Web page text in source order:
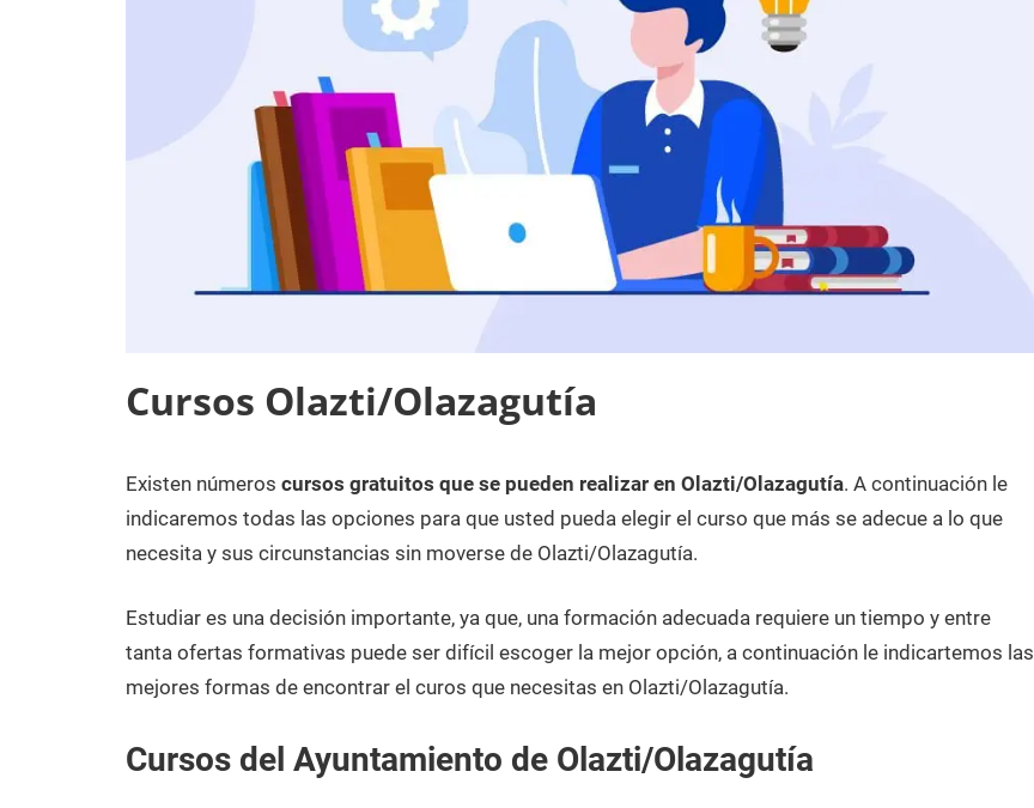
Cursos Olazti/Olazagutía
11
de
enero
2021
Maria
Cursos
en
Navarra
Existen números cursos gratuitos que se pueden realizar en Olazti/Olazagutía. A continuación le
indicaremos todas las opciones para que usted pueda elegir el curso que más se adecue a lo que
necesita y sus circunstancias sin moverse de Olazti/Olazagutía.
Estudiar es una decisión importante, ya que, una formación adecuada requiere un tiempo y entre
tanta ofertas formativas puede ser difícil escoger la mejor opción, a continuación le indicartemos las
mejores formas de encontrar el curos que necesitas en Olazti/Olazagutía.
Cursos del Ayuntamiento de Olazti/Olazagutía